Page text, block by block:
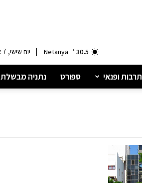
30.5
C
Netanya
| יום שישי, 7 אוגוסט, 2026
תרבות ופנאי ספורט נתניה מבשלת